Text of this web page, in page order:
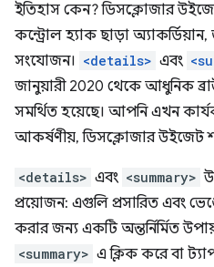
ইতিহাস কেন? ডিসক্লোজার
কন্ট্রোল হ্যাক ছাড়া
সংযোজন। <details> এবং
জানুয়ারী 2020 থেকে আধুনিক
সমর্থিত হয়েছে। আপনি এখন
আকর্ষণীয়, ডিসক্লোজার উইজেট
<details> এবং <summary>
প্রয়োজন: এগুলি প্রসারিত এবং
করার জন্য একটি অন্তর্নির্মিত
<summary> এ ক্লিক করে বা